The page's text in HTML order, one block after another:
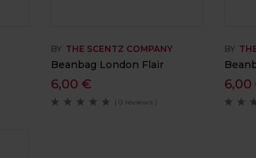
BY THE SCENTZ COMPANY
Beanbag London Flair
6,00 €
( 0 reviews )
BY
6,00